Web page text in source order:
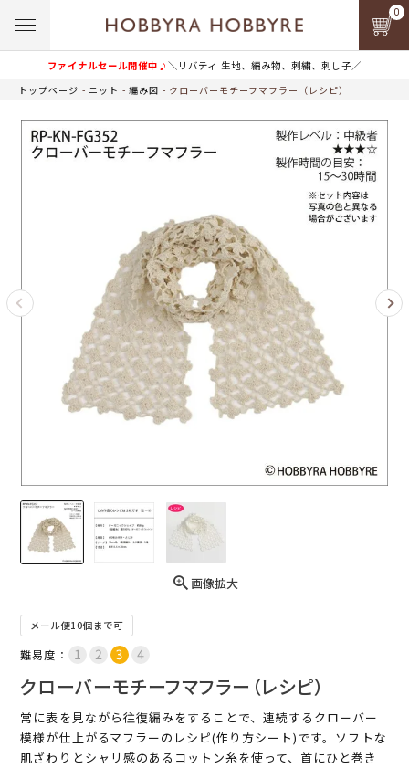
ファイナルセール開催中♪＼リバティ 生地、編み物、刺繍、刺し子／
0
トップページ ニット 編み図 クローバーモチーフマフラー（レシピ）
画像拡大
メール便10個まで可
難易度：
クローバーモチーフマフラー（レシピ）
常に表を見ながら往復編みをすることで、連続するクローバー
模様が仕上がるマフラーのレシピ(作り方シート)です。ソフトな
肌ざわりとシャリ感のあるコットン糸を使って、首にひと巻き